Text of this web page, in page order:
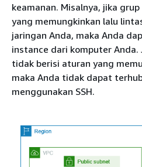
keamanan. Misalnya, jika
yang memungkinkan lalu
jaringan Anda, maka Anda
instance dari komputer Anda.
tidak berisi aturan yang
maka Anda tidak dapat
menggunakan SSH.